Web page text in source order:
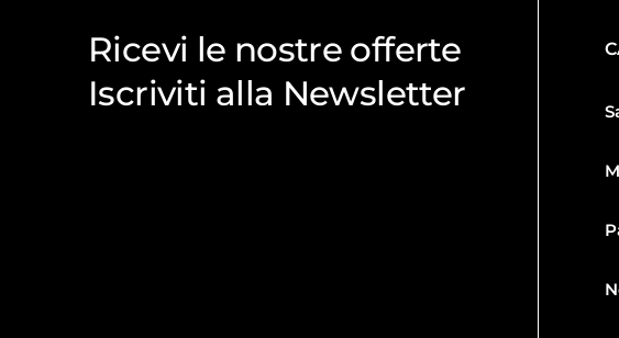
Ricevi le nostre offerte
Iscriviti alla Newsletter